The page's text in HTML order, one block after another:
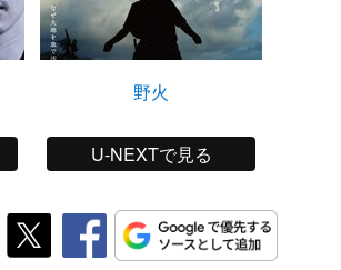
野火
U-NEXTで見る